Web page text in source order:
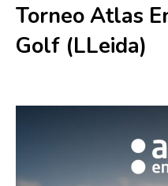
Torneo Atlas
Golf (LLeida)